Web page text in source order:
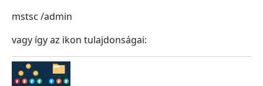
mstsc /admin
vagy így az ikon tulajdonságai: